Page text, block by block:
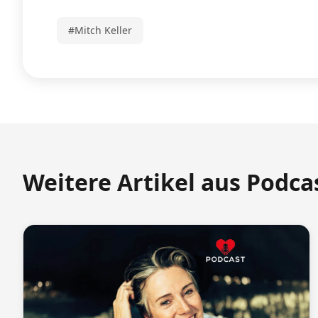
#Mitch Keller
Weitere Artikel aus